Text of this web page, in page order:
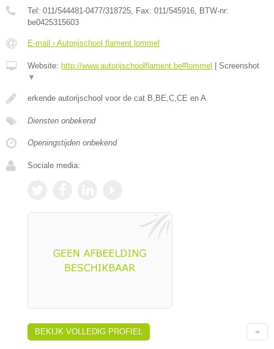
Tel: 011/544481-0477/318725 , Fax: 011/545916 , BTW-nr:
be0425315603
E-mail › Autorijschool flament lommel
Website: http://www.autorijschoolflament.be#lommel
Screenshot
▼
erkende autorijschool voor de cat B,BE,C,CE en A
Diensten onbekend
Openingstijden onbekend
Sociale media:
BEKIJK VOLLEDIG PROFIEL